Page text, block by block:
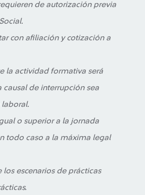
de autorización previa
con afiliación y cotización a
la actividad formativa será
causal de interrupción sea
o superior a la jornada
todo caso a la máxima legal
escenarios de prácticas